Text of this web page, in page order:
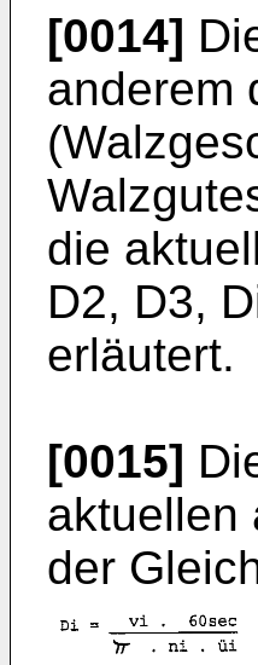
[0014]
anderem
die
D2, D3,
erläutert.
[0015]
aktuellen
der